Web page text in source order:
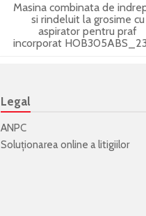
Masina combinata de
si rindeluit la grosime cu
aspirator pentru praf
incorporat
Legal
ANPC
Soluționarea online a litigiilor